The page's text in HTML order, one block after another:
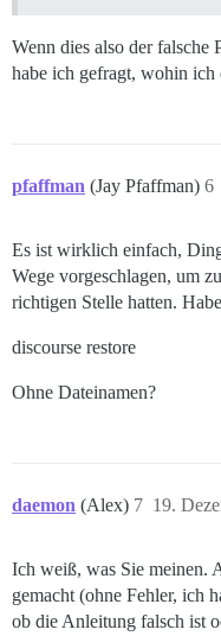
Wenn dies also der falsche
habe ich gefragt, wohin ich
pfaffman (Jay Pfaffman) 6
Es ist wirklich einfach,
Wege vorgeschlagen, um
richtigen Stelle hatten.
discourse restore
Ohne Dateinamen?
daemon (Alex) 19.
7
Ich weiß, was Sie meinen.
gemacht (ohne Fehler, ich
ob die Anleitung falsch ist